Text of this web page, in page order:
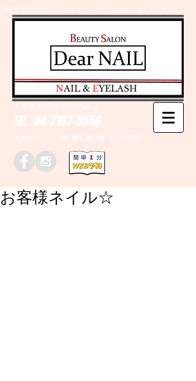
千葉県野田市のネイルサロン、まつげエクステはＤｅａｒＮAILへ
TEL 04-7197-5556
営業時間 10：00～20：00 (予約優先)
千葉県野田市野田790-1
​NAIL & EYELASH
お客様ネイル☆